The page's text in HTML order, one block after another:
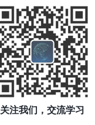
关注我们，交流学习